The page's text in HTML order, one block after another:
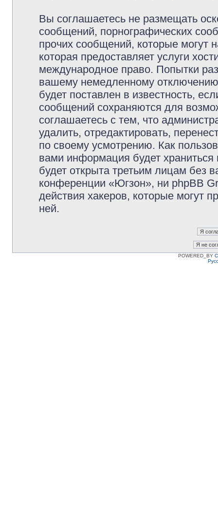
Вы соглашаетесь не размещать
сообщений, порнографических
прочих сообщений, которые могут
которая предоставляет услуги
международное право. Попытки
вашему немедленному
будет поставлен в известность,
сообщений сохраняются для
соглашаетесь с тем, что
удалить, отредактировать,
по своему усмотрению. Как
вами информация будет
будет открыта третьим лицам без
конференции «Югзон», ни phpBB
действия хакеров, которые могут
ней.
POWERED_BY